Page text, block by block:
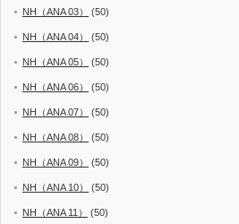
NH（ANA 03） (50)
NH（ANA 04） (50)
NH（ANA 05） (50)
NH（ANA 06） (50)
NH（ANA 07） (50)
NH（ANA 08） (50)
NH（ANA 09） (50)
NH（ANA 10） (50)
NH（ANA 11） (50)